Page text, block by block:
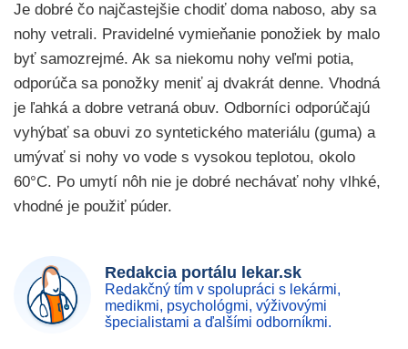
Je dobré čo najčastejšie chodiť doma naboso, aby sa
nohy vetrali. Pravidelné vymieňanie ponožiek by malo
byť samozrejmé. Ak sa niekomu nohy veľmi potia,
odporúča sa ponožky meniť aj dvakrát denne. Vhodná
je ľahká a dobre vetraná obuv. Odborníci odporúčajú
vyhýbať sa obuvi zo syntetického materiálu (guma) a
umývať si nohy vo vode s vysokou teplotou, okolo
60°C. Po umytí nôh nie je dobré nechávať nohy vlhké,
vhodné je použiť púder.
Redakcia portálu lekar.sk
Redakčný tím v spolupráci s lekármi,
medikmi, psychológmi, výživovými
špecialistami a ďalšími odborníkmi.